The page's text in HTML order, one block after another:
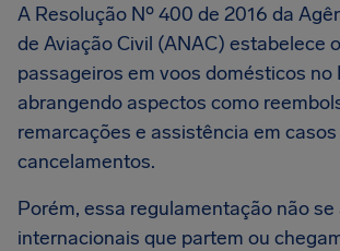
A Resolução Nº 400 de 2016 da
de Aviação Civil (ANAC) estabelece
passageiros em voos domésticos no
abrangendo aspectos como
remarcações e assistência em
cancelamentos.
Porém, essa regulamentação não se
internacionais que partem ou